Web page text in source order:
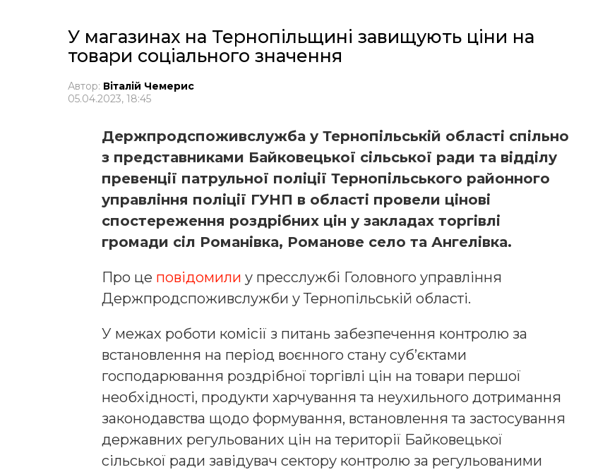
У магазинах на Тернопільщині завищують ціни на
товари соціального значення
Автор: Віталій Чемерис
05.04.2023, 18:45
Держпродспоживслужба у Тернопільській області спільно
з представниками Байковецької сільської ради та відділу
превенції патрульної поліції Тернопільського районного
управління поліції ГУНП в області провели цінові
спостереження роздрібних цін у закладах торгівлі
громади сіл Романівка, Романове село та Ангелівка.
Про це повідомили у пресслужбі Головного управління
Держпродспоживслужби у Тернопільській області.
У межах роботи комісії з питань забезпечення контролю за
встановлення на період воєнного стану суб’єктами
господарювання роздрібної торгівлі цін на товари першої
необхідності, продукти харчування та неухильного дотримання
законодавства щодо формування, встановлення та застосування
державних регульованих цін на території Байковецької
сільської ради завідувач сектору контролю за регульованими